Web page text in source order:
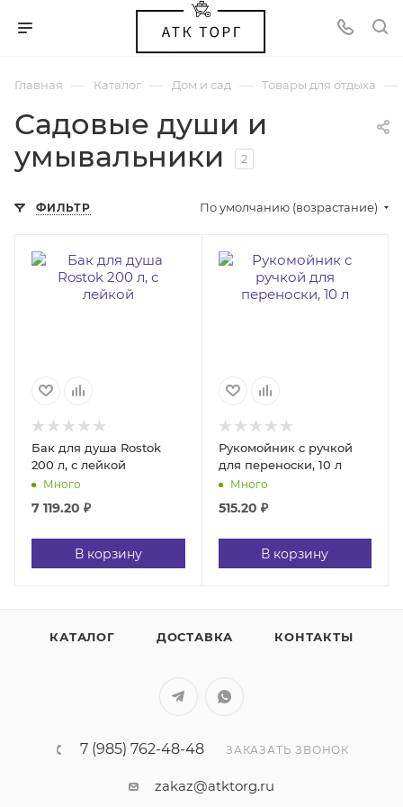
Главная — Каталог — Дом и сад — Товары для отдыха —
Садовые души и
умывальники
2
ФИЛЬТР По умолчанию (возрастание)
Бак для душа Rostok
200 л, с лейкой
Много
7 119.20 ₽
В корзину
Рукомойник c ручкой
для переноски, 10 л
Много
515.20 ₽
В корзину
КАТАЛОГ ДОСТАВКА КОНТАКТЫ
7 (985) 762-48-48 ЗАКАЗАТЬ ЗВОНОК
zakaz@atktorg.ru